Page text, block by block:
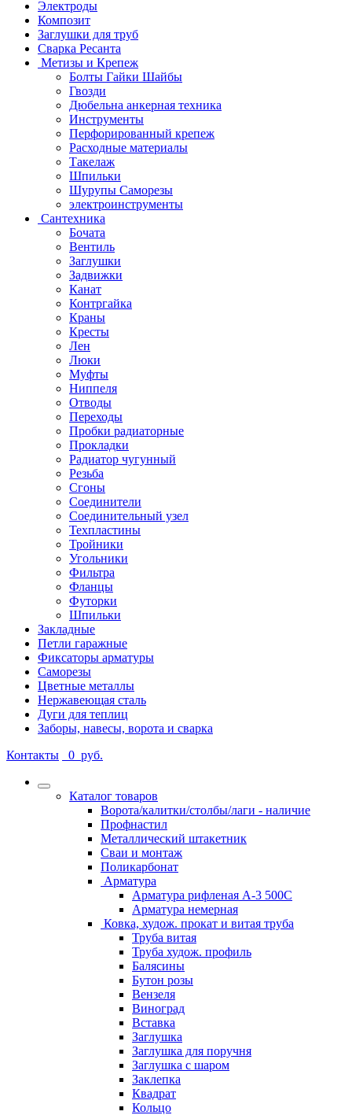
Электроды
Композит
Заглушки для труб
Сварка Ресанта
Метизы и Крепеж
Болты Гайки Шайбы
Гвозди
Дюбельна анкерная техника
Инструменты
Перфорированный крепеж
Расходные материалы
Такелаж
Шпильки
Шурупы Саморезы
электроинструменты
Сантехника
Бочата
Вентиль
Заглушки
Задвижки
Канат
Контргайка
Краны
Кресты
Лен
Люки
Муфты
Ниппеля
Отводы
Переходы
Пробки радиаторные
Прокладки
Радиатор чугунный
Резьба
Сгоны
Соединители
Соединительный узел
Техпластины
Тройники
Угольники
Фильтра
Фланцы
Футорки
Шпильки
Закладные
Петли гаражные
Фиксаторы арматуры
Саморезы
Цветные металлы
Нержавеющая сталь
Дуги для теплиц
Заборы, навесы, ворота и сварка
Контакты
0 руб.
Каталог товаров
Ворота/калитки/столбы/лаги - наличие
Профнастил
Металлический штакетник
Сваи и монтаж
Поликарбонат
Арматура
Арматура рифленая А-3 500С
Арматура немерная
Ковка, худож. прокат и витая труба
Труба витая
Труба худож. профиль
Балясины
Бутон розы
Вензеля
Виноград
Вставка
Заглушка
Заглушка для поручня
Заглушка с шаром
Заклепка
Квадрат
Кольцо